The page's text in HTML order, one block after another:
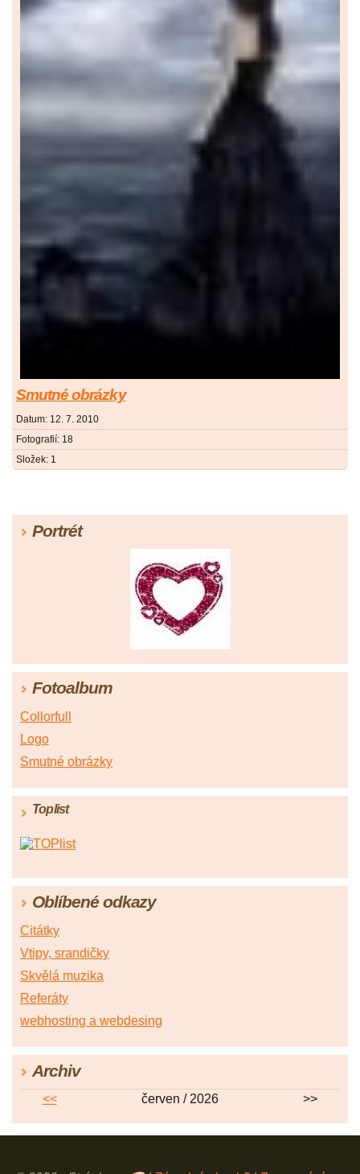
Smutné obrázky
Datum: 12. 7. 2010
Fotografií: 18
Složek: 1
Portrét
Fotoalbum
Collorfull
Logo
Smutné obrázky
Toplist
Oblíbené odkazy
Citátky
Vtipy, srandičky
Skvělá muzika
Referáty
webhosting a webdesing
Archiv
<< červen / 2026 >>